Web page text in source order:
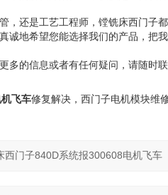
，还是工艺工程师，镗铣床西门子
诚地希望您能选择我们的产品，把
多的信息或者有任何疑问，请随时
机飞车修复解决，西门子电机模块维